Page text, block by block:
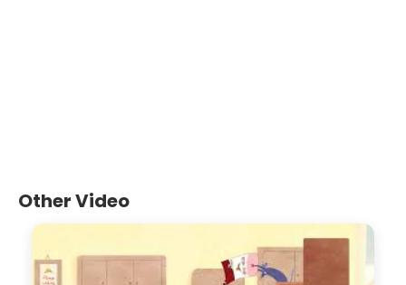
Other Video